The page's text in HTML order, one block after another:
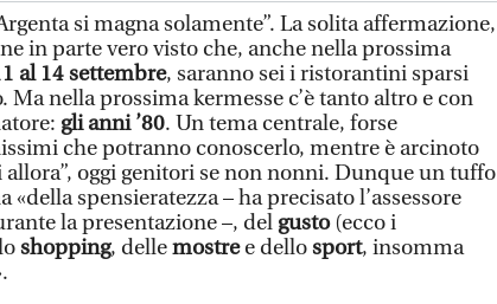
si magna solamente”. La solita affermazione,
in parte vero visto che, anche nella prossima
al 14 settembre, saranno sei i ristorantini sparsi
nella prossima kermesse c’è tanto altro e con
gli anni ’80. Un tema centrale, forse
che potranno conoscerlo, mentre è arcinoto
allora”, oggi genitori se non nonni. Dunque un tuffo
«della spensieratezza – ha precisato l’assessore
la presentazione –, del gusto(ecco i
shopping, dellemostree dellosport, insomma